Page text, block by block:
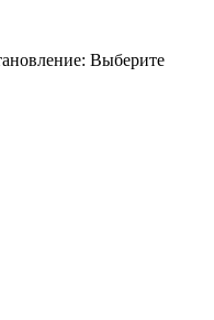
Выберите